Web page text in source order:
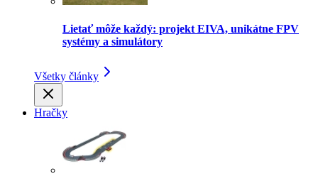
Lietať môže každý: projekt EIVA, unikátne FPV
systémy a simulátory
Všetky články
Hračky